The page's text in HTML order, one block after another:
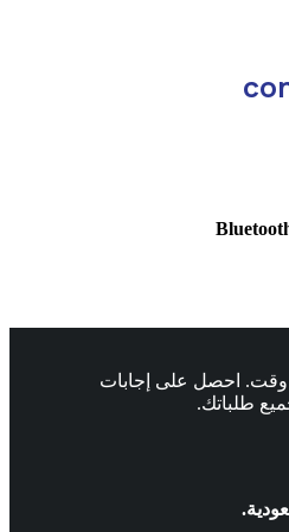
وقت. احصل على إجابات
طلباتك.